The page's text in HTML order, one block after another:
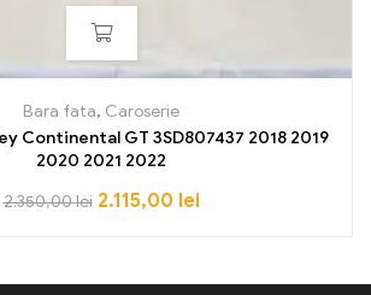
Bara fata, Caroserie
Continental GT 3SD807437 2018 2019
2020 2021 2022
2.350,00lei 2.115,00 lei